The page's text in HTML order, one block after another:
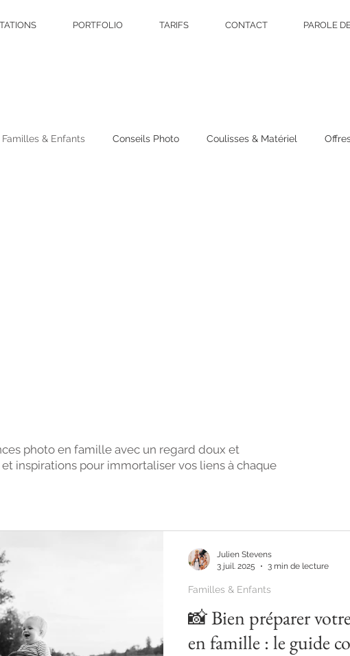
PORTFOLIO TARIFS CONTACT PAROLE
Familles & Enfants Conseils Photo Coulisses & Matériel
photo en famille avec un regard doux et
inspirations pour immortaliser vos liens à chaque
📸 Bien préparer
en famille : le guide
Familles & Enfants
Julien Stevens
3 juil. 2025
3 min de lecture